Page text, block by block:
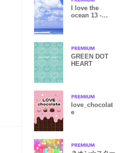
I love the
ocean 13 -
GREEN DOT
HEART
love_chocolat
e